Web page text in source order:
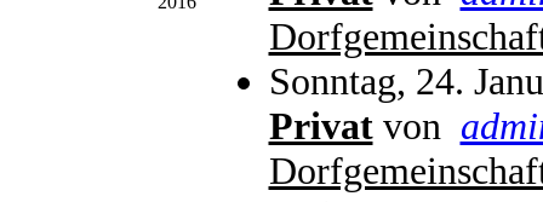
Sonntag, 24.
Privatvon